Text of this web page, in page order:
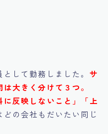
して勤務しました。 サ
大きく分けて３つ。
に反映しないこと」「上
どの会社もだいたい同じ